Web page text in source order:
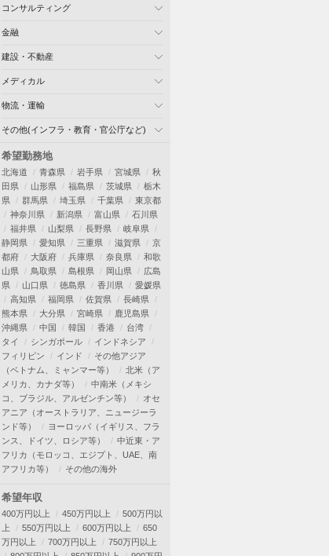
コンサルティング
金融
建設・不動産
メディカル
物流・運輸
その他(インフラ・教育・官公庁など)
希望勤務地
北海道 青森県 岩手県 宮城県
秋
田県
山形県 福島県 茨城県
栃木
県
群馬県 埼玉県 千葉県
東京都
神奈川県
新潟県 富山県
石川県
福井県
山梨県 長野県
岐阜県
静岡県
愛知県 三重県 滋賀県
京
都府
大阪府 兵庫県 奈良県
和歌
山県
鳥取県 島根県 岡山県
広島
県
山口県 徳島県 香川県
愛媛県
高知県
福岡県 佐賀県
長崎県
熊本県
大分県 宮崎県
鹿児島県
沖縄県
中国 韓国 香港
台湾
タイ
シンガポール
インドネシア
フィリピン
インド
その他アジア
（ベトナム、ミャンマー等）
北米（ア
メリカ、カナダ等）
中南米（メキシ
コ、ブラジル、アルゼンチン等）
オセ
アニア（オーストラリア、ニュージーラ
ンド等）
ヨーロッパ（イギリス、フラ
ンス、ドイツ、ロシア等）
中近東・ア
フリカ（モロッコ、エジプト、UAE、南
アフリカ等）
その他の海外
希望年収
400万円以上 450万円以上
500万円以
上
550万円以上 600万円以上
650
万円以上
700万円以上
750万円以上